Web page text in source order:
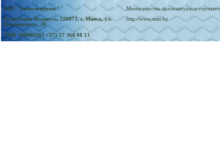
ОАО "Автоспецтранс"
Республика Беларусь, 220073, г. Минск, ул.
Ольшевского, 20
УНП 100008263 +375 17 368 08 13
Министерство архитектуры и
http://www.mas.by